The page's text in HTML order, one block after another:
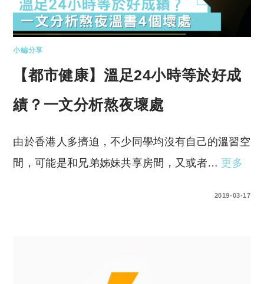
小編分享
【都市健康】溫足24小時等於好成
績？一文分析熬夜壞處
由於香港人多擠迫，不少同學均沒有自己的溫習空
間，可能是和兄弟姊妹共享房間，又或者… 更多
2019-03-17